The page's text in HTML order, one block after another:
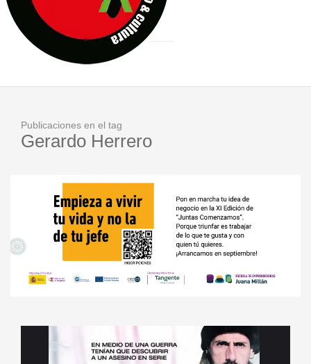
MARSHALL FLASH PRESENTA EN EXVITA [RELATIVA
JOFRE BARDAGÍ EN EXVITA INTERPRETANDO A SERRAT
Publicaciones en el tag
Gerardo Herrero